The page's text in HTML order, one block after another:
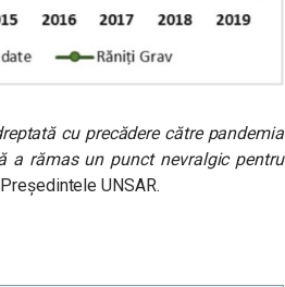
cu precădere către pandemia
a rămas un punct nevralgic pentru
UNSAR.